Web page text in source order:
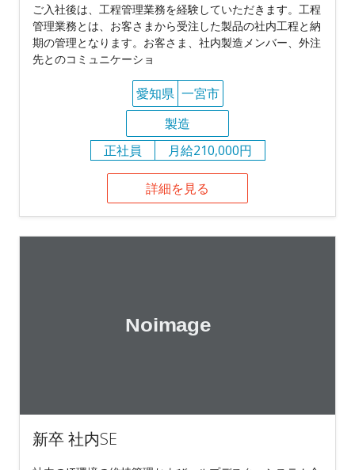
ご入社後は、工程管理業務を経験していただきます。工程
管理業務とは、お客さまから受注した製品の社内工程と納
期の管理となります。お客さま、社内製造メンバー、外注
先とのコミュニケーショ
愛知県 一宮市
製造
正社員
月給210,000円
詳細を見る
新卒 社内SE